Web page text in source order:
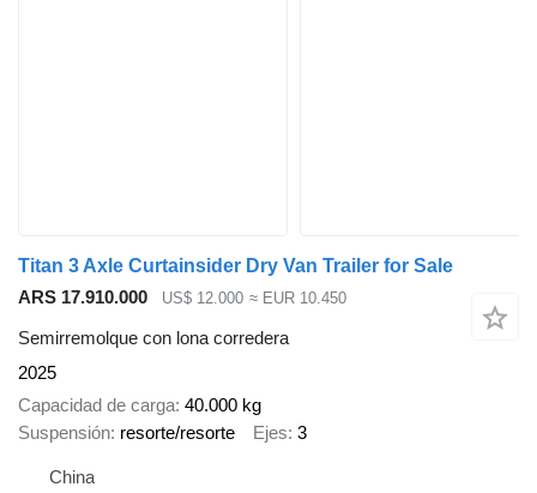
Titan 3 Axle Curtainsider Dry Van Trailer for Sale
ARS 17.910.000
US$ 12.000 ≈ EUR 10.450
Semirremolque con lona corredera
2025
Capacidad de carga 40.000 kg
Suspensión resorte/resorte Ejes 3
China